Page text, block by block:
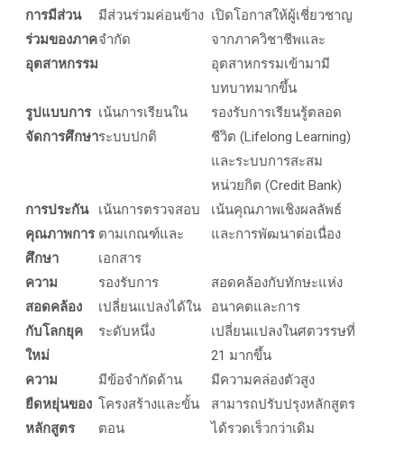
การมีส่วน
ร่วมของภาค
อุตสาหกรรม
มีส่วนร่วมค่อนข้าง
จำกัด
เปิดโอกาสให้ผู้เชี่ยวชาญ
จากภาควิชาชีพและ
อุตสาหกรรมเข้ามามี
บทบาทมากขึ้น
รูปแบบการ
จัดการศึกษา
เน้นการเรียนใน
ระบบปกติ
รองรับการเรียนรู้ตลอด
ชีวิต (Lifelong Learning)
และระบบการสะสม
หน่วยกิต (Credit Bank)
การประกัน
คุณภาพการ
ศึกษา
เน้นการตรวจสอบ
ตามเกณฑ์และ
เอกสาร
เน้นคุณภาพเชิงผลลัพธ์
และการพัฒนาต่อเนื่อง
ความ
สอดคล้อง
กับโลกยุค
ใหม่
รองรับการ
เปลี่ยนแปลงได้ใน
ระดับหนึ่ง
สอดคล้องกับทักษะแห่ง
อนาคตและการ
เปลี่ยนแปลงในศตวรรษที่
21 มากขึ้น
ความ
ยืดหยุ่นของ
หลักสูตร
มีข้อจำกัดด้าน
โครงสร้างและขั้น
ตอน
มีความคล่องตัวสูง
สามารถปรับปรุงหลักสูตร
ได้รวดเร็วกว่าเดิม